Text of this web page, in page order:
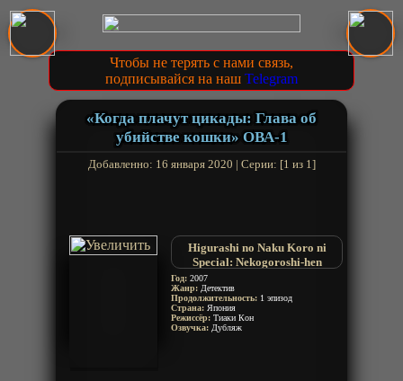
Чтобы не терять с нами связь,
подписывайся на наш Telegram
«Когда плачут цикады: Глава об
убийстве кошки» ОВА-1
Добавленно: 16 января 2020 | Серии: [1 из 1]
Higurashi no Naku Koro ni
Special: Nekogoroshi-hen
Когда плачут цикады ОВА
Год: 2007
Жанр: Детектив
Продолжительность: 1 эпизод
Страна: Япония
Режиссёр: Тиаки Кон
Озвучка: Дубляж